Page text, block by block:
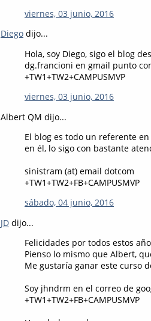
viernes, 03 junio, 2016
Diego dijo...
Hola, soy Diego, sigo el blog
dg.francioni en gmail punto
+TW1+TW2+CAMPUSMVP
viernes, 03 junio, 2016
Albert QM dijo...
El blog es todo un referente
en él, lo sigo con bastante
sinistram (at) email dotcom
+TW1+TW2+FB+CAMPUSMVP
sábado, 04 junio, 2016
JD dijo...
Felicidades por todos estos
Pienso lo mismo que Albert,
Me gustaría ganar este curso
Soy jhndrm en el correo de
+TW1+TW2+FB+CAMPUSMVP